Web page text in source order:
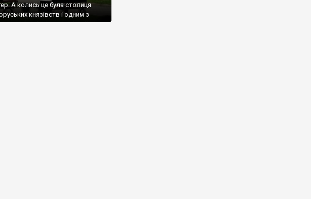
А колись це була столиця
князівств і одним з
сьогоднішньою західної